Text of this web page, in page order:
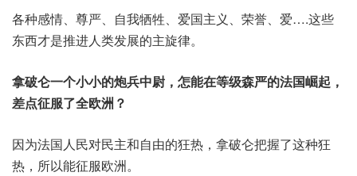
各种感情、尊严、自我牺牲、爱国主义、荣誉、爱….这些
东西才是推进人类发展的主旋律。
拿破仑一个小小的炮兵中尉，怎能在等级森严的法国崛起，
差点征服了全欧洲？
因为法国人民对民主和自由的狂热，拿破仑把握了这种狂
热，所以能征服欧洲。